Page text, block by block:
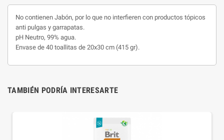
No contienen Jabón, por lo que no interfieren con productos tópicos
anti pulgas y garrapatas.
pH Neutro, 99% agua.
Envase de 40 toallitas de 20x30 cm (415 gr).
TAMBIÉN PODRÍA INTERESARTE